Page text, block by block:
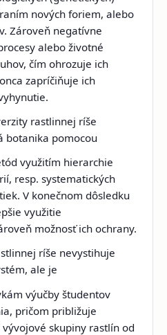
nových foriem, alebo
Zároveň negatívne
alebo životné
čím ohrozuje ich
zapríčiňuje ich
rastlinnej ríše
botanika pomocou
využitím hierarchie
resp. systematických
V konečnom dôsledku
využitie
možnosť ich ochrany.
ríše nevystihuje
ale je
výučby študentov
pričom približuje
skupiny rastlín od